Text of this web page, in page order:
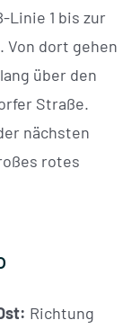
Linie 1 bis zur
Von dort gehen
über den
Straße.
nächsten
rotes
Richtung